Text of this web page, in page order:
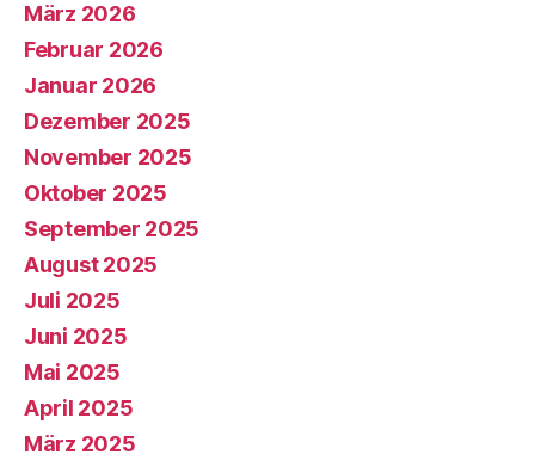
März 2026
Februar 2026
Januar 2026
Dezember 2025
November 2025
Oktober 2025
September 2025
August 2025
Juli 2025
Juni 2025
Mai 2025
April 2025
März 2025